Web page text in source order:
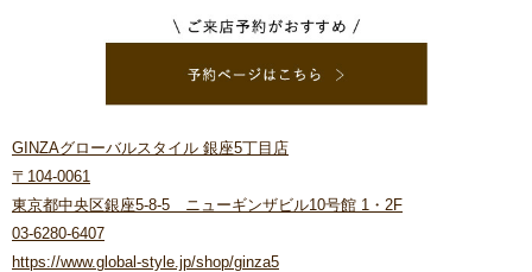
GINZAグローバルスタイル 銀座5丁目店
〒104-0061
東京都中央区銀座5-8-5 ニューギンザビル10号館 1・2F
03-6280-6407
https://www.global-style.jp/shop/ginza5